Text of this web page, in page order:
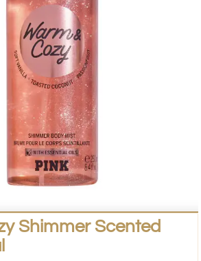
Shimmer Scented